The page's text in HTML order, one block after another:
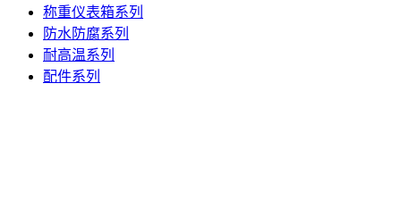
称重仪表箱系列
防水防腐系列
耐高温系列
配件系列